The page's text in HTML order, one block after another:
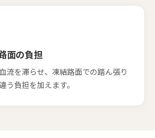
面の負担
流を滞らせ、凍結路面での踏ん張り
う負担を加えます。